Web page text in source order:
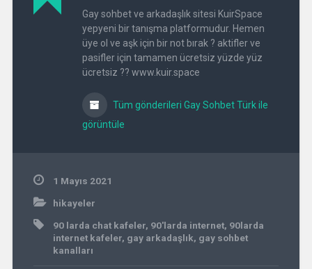
Gay sohbet ve arkadaşlık sitesi KuirSpace
yepyeni bir tanışma platformudur. Hemen
üye ol ve aşk için bir not bırak ? aktifler ve
pasifler için tamamen ücretsiz yüzde yüz
ücretsiz ?? www.kuir.space
Tüm gönderileri Gay Sohbet Türk ile
görüntüle
1 Mayıs 2021
hikayeler
90 larda chat kafeler, 90'larda internet, 90larda
internet kafeler, gay arkadaşlık, gay sohbet
kanalları